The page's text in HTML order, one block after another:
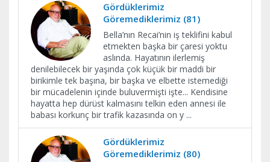
Gördüklerimiz
Göremediklerimiz (81)
Bella’nın Recai’nin iş teklifini kabul
etmekten başka bir çaresi yoktu
aslında. Hayatının ilerlemiş
denilebilecek bir yaşında çok küçük bir maddi bir
birikimle tek başına, bir başka ve elbette istemediği
bir mücadelenin içinde buluvermişti işte... Kendisine
hayatta hep dürüst kalmasını telkin eden annesi ile
babası korkunç bir trafik kazasında on y ...
Gördüklerimiz
Göremediklerimiz (80)